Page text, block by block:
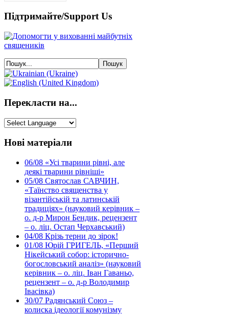
Підтримайте/Support Us
Перекласти на...
Нові матеріали
06/08 «Усі тварини рівні, але
деякі тварини рівніші»
05/08 Святослав САВЧИН,
«Таїнство священства у
візантійській та латинській
традиціях» (науковий керівник –
о. д-р Мирон Бендик, рецензент
– о. ліц. Остап Черхавський)
04/08 Крізь терни до зірок!
01/08 Юрій ГРИГЕЛЬ, «Перший
Нікейський собор: історично-
богословський аналіз» (науковий
керівник – о. ліц. Іван Гаваньо,
рецензент – о. д-р Володимир
Івасівка)
30/07 Радянський Союз –
колиска ідеології комунізму